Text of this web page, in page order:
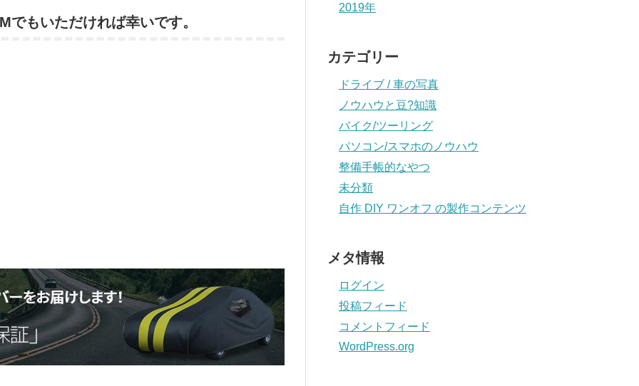
でもいただければ幸いです。
2019年
カテゴリー
ドライブ / 車の写真
ノウハウと豆?知識
バイク/ツーリング
パソコン/スマホのノウハウ
整備手帳的なやつ
未分類
自作 DIY ワンオフ の製作コンテンツ
メタ情報
ログイン
投稿フィード
コメントフィード
WordPress.org